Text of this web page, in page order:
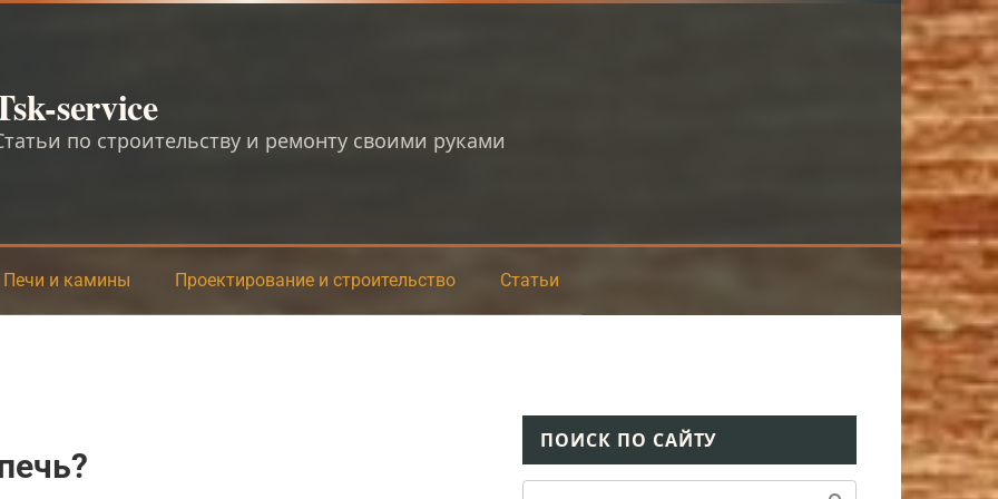
service
по строительству и ремонту своими руками
Печи и камины Проектирование и строительство Статьи
ПОИСК ПО САЙТУ